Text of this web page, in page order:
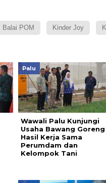
Balai POM Kinder Joy
Palu
Wawali Palu Kunjungi
Usaha Bawang Goreng
Hasil Kerja Sama
Perumdam dan
Kelompok Tani